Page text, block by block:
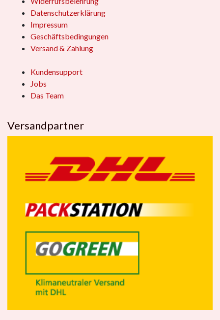
Datenschutzerklärung
Impressum
Geschäftsbedingungen
Versand & Zahlung
Kundensupport
Jobs
Das Team
Versandpartner